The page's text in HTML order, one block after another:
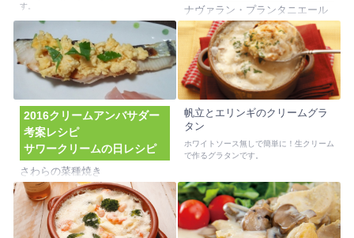
す。
ナヴァラン・プランタニエール
～中沢サワークリーム添え～
ラム肉と春野菜をトマトスープで煮込んだ
フランス料理です。野菜の甘さが溶け込ん
だスープに、中沢サワークリームを添える
ことでコクがプラスされます。柔らかなラ
ム肉に絡めてお楽しみください。ラム肉を
豚肩ロースに代用してもおいしく召し上が
れます。
2016クリームアンバサダー
考案レシピ
サワークリームの日レシピ
さわらの菜種焼き
魚偏に春、と書いて鰆（さわら）。菜の花
に見立てた炒り卵を添えて、食卓から春を
感じませんか？炒り卵の隠し味にサワーク
リームを加えて、春らしい風味とふんわり
帆立とエリンギのクリームグラ
タン
ホワイトソース無しで簡単に！生クリーム
で作るグラタンです。